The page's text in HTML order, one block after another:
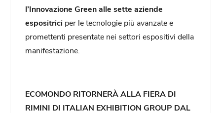
l’Innovazione Green alle sette aziende
espositrici per le tecnologie più avanzate e
promettenti presentate nei settori espositivi della
manifestazione.
ECOMONDO RITORNERÀ ALLA FIERA DI
RIMINI DI ITALIAN EXHIBITION GROUP DAL